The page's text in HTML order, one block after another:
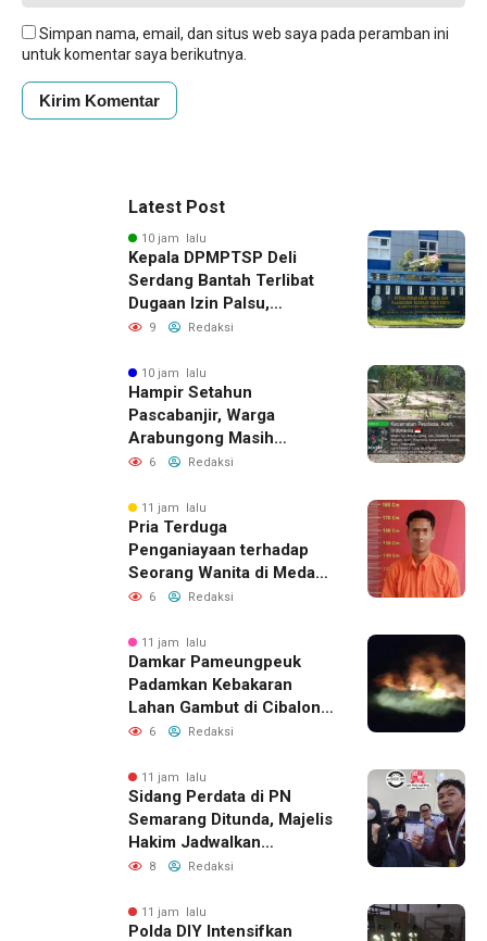
Simpan nama, email, dan situs web saya pada peramban ini
untuk komentar saya berikutnya.
Latest Post
10 jam lalu
Kepala DPMPTSP Deli
Serdang Bantah Terlibat
Dugaan Izin Palsu,
Tegaskan Proses
Jalur Resmi
9 Redaksi
10 jam lalu
Hampir Setahun
Pascabanjir, Warga
Arabungong Masih
Menunggu Bantuan
6 Redaksi
11 jam lalu
Pria Terduga
Penganiayaan terhadap
Seorang Wanita di Medan
Ditangkap Polisi
6 Redaksi
11 jam lalu
Damkar Pameungpeuk
Padamkan Kebakaran
Lahan Gambut di Cibalong,
Permukiman Warga
6 Redaksi
11 jam lalu
Sidang Perdata di PN
Semarang Ditunda, Majelis
Hakim Jadwalkan
Pemanggilan Ulang BPR
8 Redaksi
11 jam lalu
Polda DIY Intensifkan